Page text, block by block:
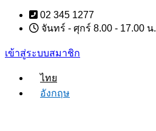
Skip
content
02 345 1277
จันทร์ - ศุกร์ 8.00 - 17.00 น.
เข้าสู่ระบบสมาชิก
ไทย
อังกฤษ